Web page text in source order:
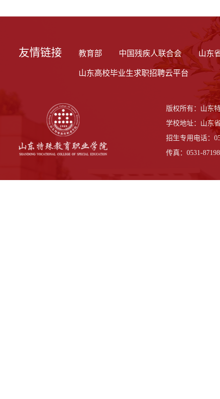
友情链接 教育部 中国残疾人联合会 山东
山东高校毕业生求职招聘云平台
版权所有：山
学校地址：山东
招生专用电话：
传真：0531-